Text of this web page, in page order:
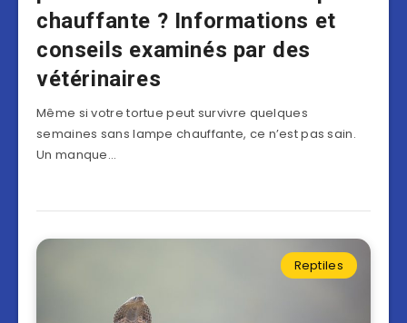
chauffante ? Informations et
conseils examinés par des
vétérinaires
Même si votre tortue peut survivre quelques
semaines sans lampe chauffante, ce n’est pas sain.
Un manque…
Reptiles